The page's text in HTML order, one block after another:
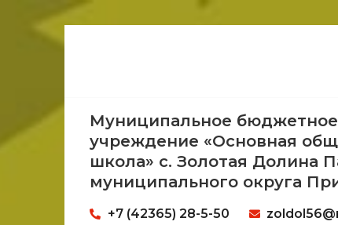
Муниципальное
учреждение «Основная
школа» с. Золотая Долина
муниципального округа
+7 (42365) 28-5-50